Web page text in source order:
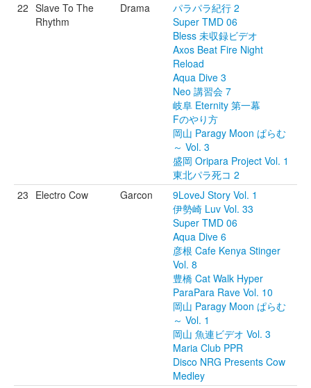
22 Slave To The
Rhythm
Drama
パラパラ紀行 2
Super TMD 06
Bless 未収録ビデオ
Axos Beat Fire Night
Reload
Aqua Dive 3
Neo 講習会 7
岐阜 Eternity 第一幕
Fのやり方
岡山 Paragy Moon ぱらむ
～ Vol. 3
盛岡 Oripara Project Vol. 1
東北パラ死コ 2
23 Electro Cow Garcon
9LoveJ Story Vol. 1
伊勢崎 Luv Vol. 33
Super TMD 06
Aqua Dive 6
彦根 Cafe Kenya Stinger
Vol. 8
豊橋 Cat Walk Hyper
ParaPara Rave Vol. 10
岡山 Paragy Moon ぱらむ
～ Vol. 1
岡山 魚連ビデオ Vol. 3
Maria Club PPR
Disco NRG Presents Cow
Medley